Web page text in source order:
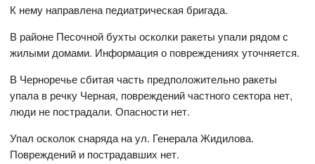
К нему направлена педиатрическая бригада.
В районе Песочной бухты осколки ракеты упали рядом с
жилыми домами. Информация о повреждениях уточняется.
В Черноречье сбитая часть предположительно ракеты
упала в речку Черная, повреждений частного сектора нет,
люди не пострадали. Опасности нет.
Упал осколок снаряда на ул. Генерала Жидилова.
Повреждений и пострадавших нет.